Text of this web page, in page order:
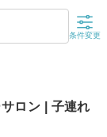
条件変更
ロン | 子連れ